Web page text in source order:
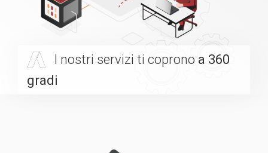
I nostri servizi ti coprono a 360
gradi